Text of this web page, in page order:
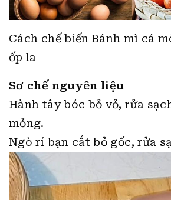
Cách chế biến Bánh mì cá
ốp la
Sơ chế nguyên liệu
Hành tây bóc bỏ vỏ, rửa
mỏng.
Ngò rí bạn cắt bỏ gốc, rửa